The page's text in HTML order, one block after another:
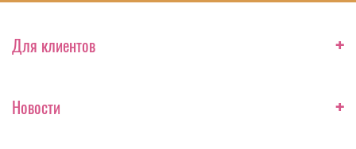
Для клиентов +
Новости +